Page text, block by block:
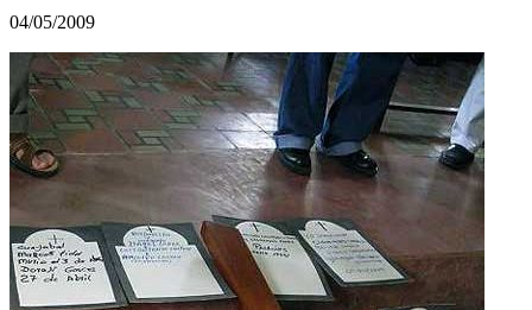
04/05/2009